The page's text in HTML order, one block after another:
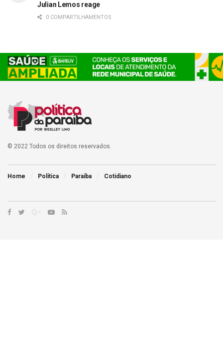
Julian Lemos reage
0 COMPARTILHAMENTOS
© 2022 Todos os direitos reservados.
Home Política Paraíba Cotidiano